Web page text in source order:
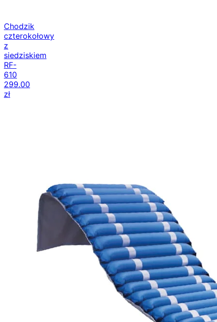
Chodzik
czterokołowy
z
siedziskiem
RF-
610
299.00
zł